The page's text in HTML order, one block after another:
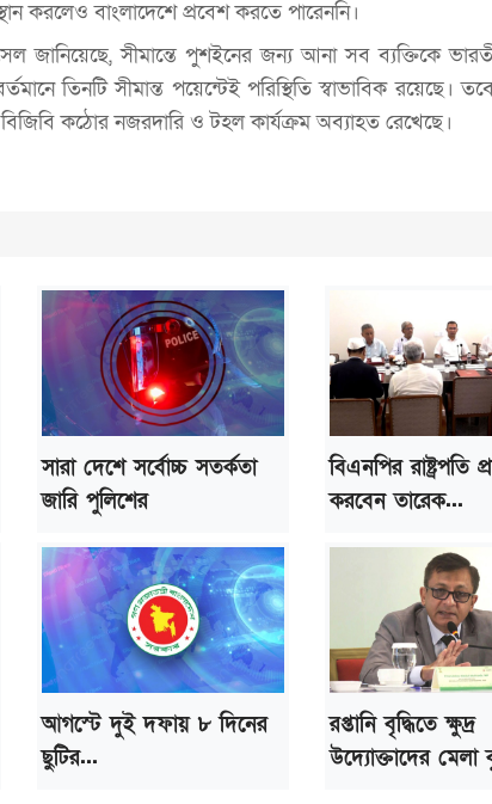
করলেও বাংলাদেশে প্রবেশ করতে পারেননি।
জানিয়েছে, সীমান্তে পুশইনের জন্য আনা সব ব্যক্তিকে
তিনটি সীমান্ত পয়েন্টেই পরিস্থিতি স্বাভাবিক রয়েছে।
কঠোর নজরদারি ও টহল কার্যক্রম অব্যাহত রেখেছে।
সারা দেশে সর্বোচ্চ সতর্কতা
জারি পুলিশের
বিএনপির রাষ্ট্রপতি
করবেন তারেক...
আগস্টে দুই দফায় ৮ দিনের
ছুটির...
রপ্তানি বৃদ্ধিতে ক্ষুদ্র
উদ্যোক্তাদের মেলা